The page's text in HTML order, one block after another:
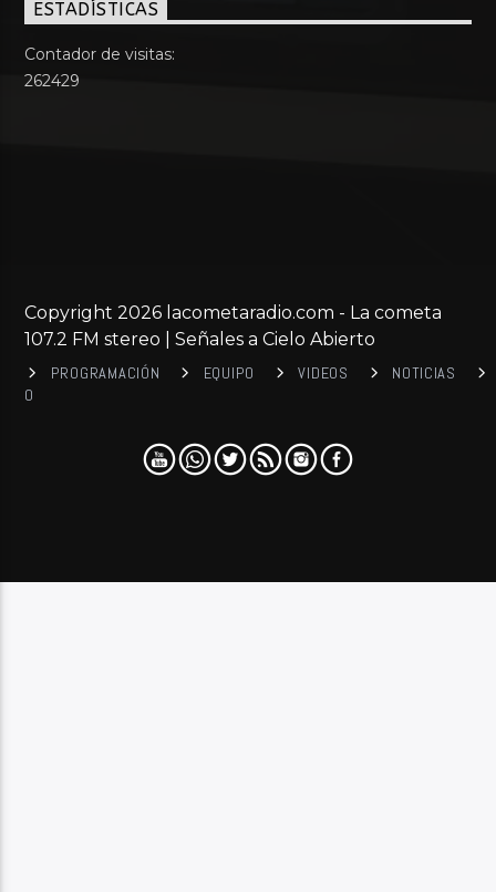
ESTADÍSTICAS
Contador de visitas:
262429
Copyright 2026 lacometaradio.com - La cometa
107.2 FM stereo | Señales a Cielo Abierto
PROGRAMACIÓN EQUIPO VIDEOS
NOTICIAS
0